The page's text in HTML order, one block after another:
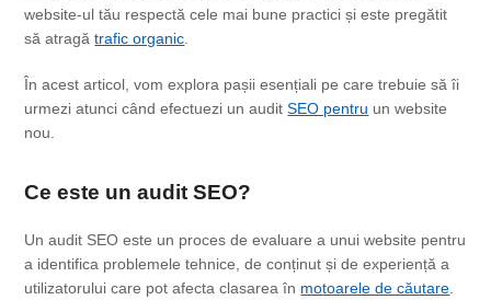
website-ul tău respectă cele mai bune practici și este pregătit
să atragătrafic organic
În acest articol, vom explora pașii esențiali pe care trebuie să îi
urmezi atunci când efectuezi un auditSEO pentru un website
nou.
Ce este un audit SEO?
Un audit SEO este un proces de evaluare a unui website pentru
a identifica problemele tehnice, de conținut și de experiență a
utilizatorului care pot afecta clasarea în motoarele de căutare